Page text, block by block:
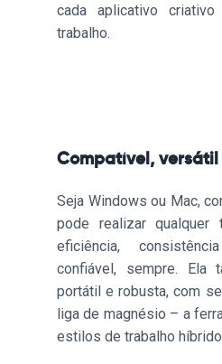
cada aplicativo
trabalho.
Compatível,
Seja Windows ou Mac,
pode realizar qualquer
eficiência,
confiável, sempre. Ela
portátil e robusta, com
liga de magnésio – a
estilos de trabalho